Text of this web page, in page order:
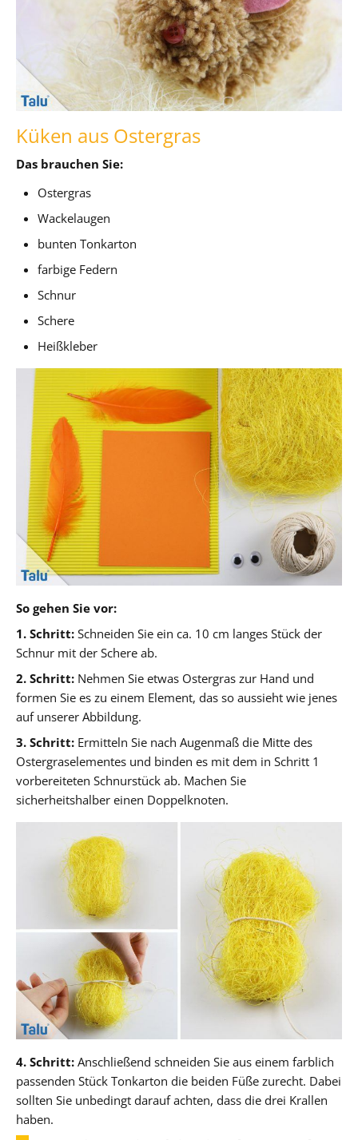
Küken aus Ostergras
Das brauchen Sie:
Ostergras
Wackelaugen
bunten Tonkarton
farbige Federn
Schnur
Schere
Heißkleber
So gehen Sie vor:
1. Schritt: Schneiden Sie ein ca. 10 cm langes Stück der
Schnur mit der Schere ab.
2. Schritt: Nehmen Sie etwas Ostergras zur Hand und
formen Sie es zu einem Element, das so aussieht wie jenes
auf unserer Abbildung.
3. Schritt: Ermitteln Sie nach Augenmaß die Mitte des
Ostergraselementes und binden es mit dem in Schritt 1
vorbereiteten Schnurstück ab. Machen Sie
sicherheitshalber einen Doppelknoten.
4. Schritt: Anschließend schneiden Sie aus einem farblich
passenden Stück Tonkarton die beiden Füße zurecht. Dabei
sollten Sie unbedingt darauf achten, dass die drei Krallen
haben.